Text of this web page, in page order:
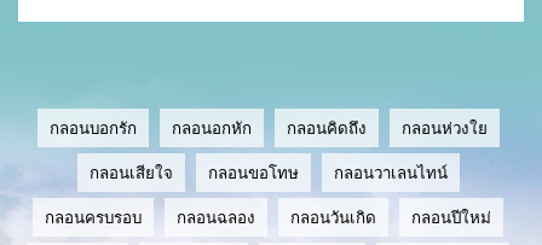
กลอนบอกรัก กลอนอกหัก กลอนคิดถึง กลอนห่วงใย
กลอนเสียใจ กลอนขอโทษ กลอนวาเลนไทน์
กลอนครบรอบ กลอนฉลอง กลอนวันเกิด กลอนปีใหม่